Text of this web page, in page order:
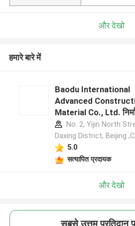
और देखो
हमारे बारे में
Baodu International
Advanced
Material Co., Ltd.
प्रोफ़ाइलNo. 2, Yijin North
Daxing District, Beijing
5.0
सत्यापित प्रदायक
और देखो